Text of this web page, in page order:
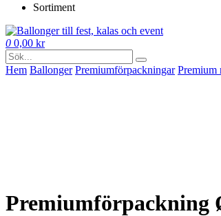
Sortiment
0 0,00 kr
Hem Ballonger Premium­förpackningar Premium
Premiumförpackning